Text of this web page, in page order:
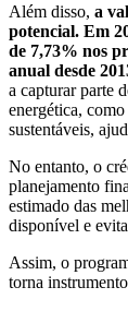
Além disso, a
potencial. Em
de 7,73% nos
anual desde
a capturar parte
energética,
sustentáveis,
No entanto, o
planejamento
estimado das
disponível e
Assim, o
torna